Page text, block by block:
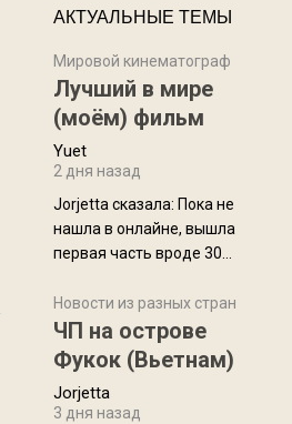
АКТУАЛЬНЫЕ ТЕМЫ
Мировой кинематограф
Лучший в мире
(моём) фильм
Yuet
2 дня назад
Jorjetta сказалa: Пока не
нашла в онлайне, вышла
первая часть вроде 30
Дивали 8 ноября.
Новости из разных стран
ЧП на острове
Фукок (Вьетнам)
Jorjetta
3 дня назад